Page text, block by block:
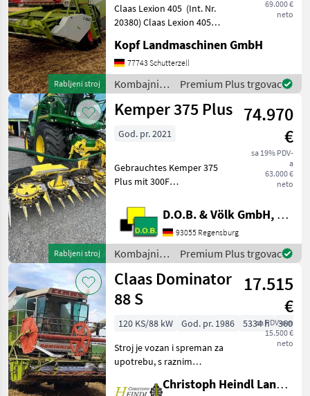
Rabljeni stroj
69.000 €
neto
Claas Lexion 405 (Int. Nr.
20380) Claas Lexion 405
1006-60TW 125kW / 170 PS
(ECE) 134 kW / 182 PS
brutto 3.062 ha 2.859
Betriebsstunden
Kopf Landmaschinen GmbH
77743 Schutterzell
Kombajni /
Claas
Premium Plus trgovac
Rabljeni stroj
Kemper 375 Plus 74.970
€
sa 19% PDV-
a
63.000 €
neto
God. pr. 2021
Gebrauchtes Kemper 375
Plus mit 300F
07.2021 * AHC -
Automatische
Höhenführung *
Zünslerbügel * Komfort
Zusatzfahrwerk 300F Das
Maisgebiss
D.O.B. & Völk GmbH, Filiale Regensburg
93055 Regensburg
Kombajni /
Kemper
Premium Plus trgovac
Claas Dominator
88 S
17.515
€
sa PDV-om
15.500 €
neto
120 KS/88 kW God. pr. 1986 5334 h
360 cm
Stroj je vozan i spreman za
upotrebu, s raznim
primjerenim njegovoj
Christoph Heindl Landtechnik GmbH, Inning